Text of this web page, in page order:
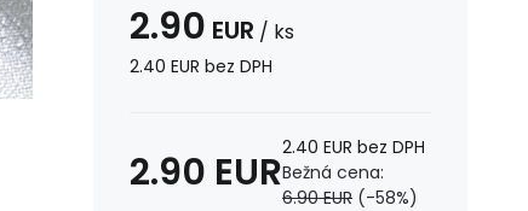
2.90 EUR / ks
2.40 EUR bez DPH
2.90 EUR2.40 EUR bez DPH
Bežná cena:
6.90 EUR (-58%)